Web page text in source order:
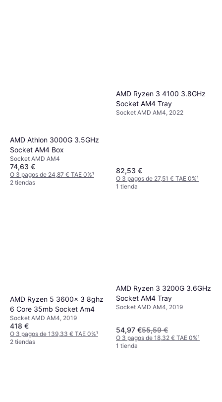
AMD Athlon 3000G 3.5GHz
Socket AM4 Box
Socket AMD AM4
74,63 €
O 3 pagos de 24,87 € TAE 0%¹
2 tiendas
AMD Ryzen 3 4100 3.8GHz
Socket AM4 Tray
Socket AMD AM4, 2022
82,53 €
O 3 pagos de 27,51 € TAE 0%¹
1 tienda
AMD Ryzen 5 3600x 3 8ghz
6 Core 35mb Socket Am4
Socket AMD AM4, 2019
418 €
O 3 pagos de 139,33 € TAE 0%¹
2 tiendas
AMD Ryzen 3 3200G 3.6GHz
Socket AM4 Tray
Socket AMD AM4, 2019
54,97 €55,59 €
O 3 pagos de 18,32 € TAE 0%¹
1 tienda